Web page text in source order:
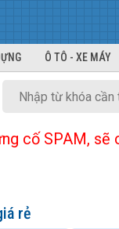
Ô TÔ - XE MÁY
cố SPAM, sẽ
rẻ